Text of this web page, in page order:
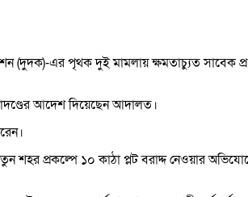
(দুদক)-এর পৃথক দুই মামলায় ক্ষমতাচ্যুত সাবেক
আদেশ দিয়েছেন আদালত।
শহর প্রকল্পে ১০ কাঠা প্লট বরাদ্দ নেওয়ার